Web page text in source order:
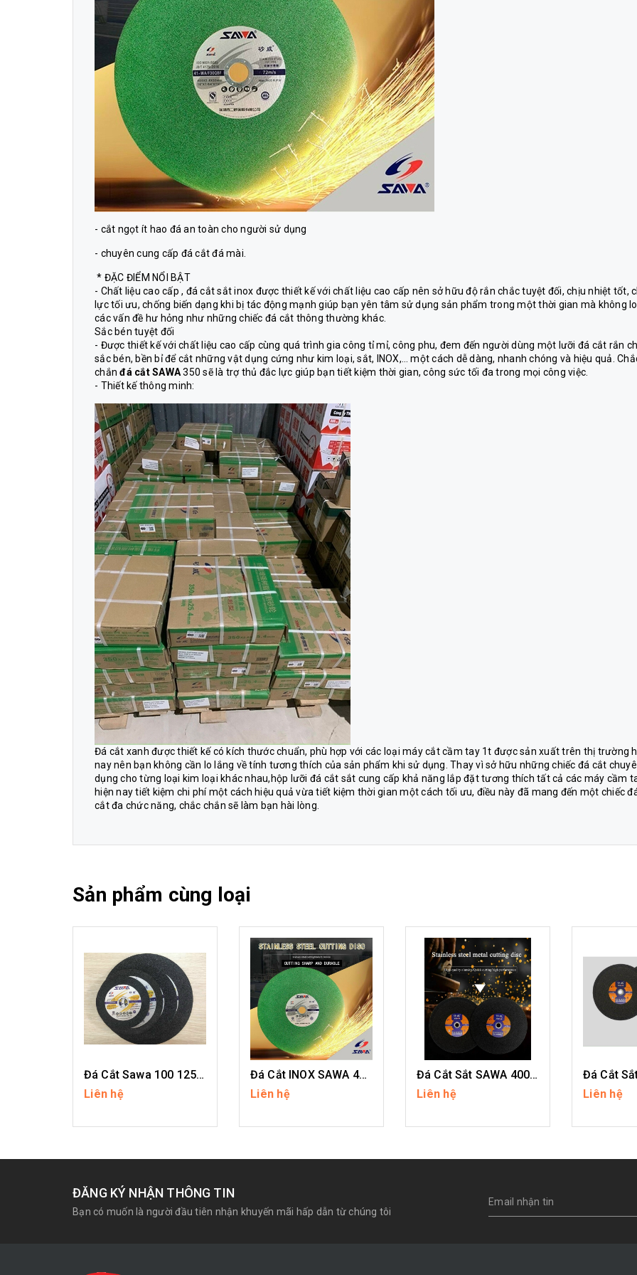
- cắt ngọt ít hao đá an toàn cho người sử dụng
- chuyên cung cấp đá cắt đá mài.
* ĐẶC ĐIỂM NỔI BẬT
- Chất liệu cao cấp , đá cắt sắt inox được thiết kế với chất liệu cao cấp nên sở hữu độ rắn chắc tuyệt đối, chịu nhiệt tốt,
lực tối ưu, chống biến dạng khi bị tác động mạnh giúp bạn yên tâm sử dụng sản phẩm trong một thời gian mà không lo
các vấn đề hư hỏng như những chiếc đá cắt thông thường khác.
Sắc bén tuyệt đối
- Được thiết kế với chất liệu cao cấp cùng quá trình gia công tỉ mỉ, công phu, đem đến người dùng một lưỡi đá cắt rắn
sắc bén, bền bỉ để cắt những vật dụng cứng như kim loại, sắt, INOX,… một cách dễ dàng, nhanh chóng và hiệu quả.
chắnđá cắt SAWA350 sẽ là trợ thủ đắc lực giúp bạn tiết kiệm thời gian, công sức tối đa trong mọi công việc.
- Thiết kế thông minh:
Đá cắt xanh được thiết kế có kích thước chuẩn, phù hợp với các loại máy cắt cầm tay 1t được sản xuất trên thị trường
nay nên bạn không cần lo lắng về tính tương thích của sản phẩm khi sử dụng. Thay vì sở hữu những chiếc đá cắt
dụng cho từng loại kim loại khác nhau,hộp lưỡi đá cắt sắt cung cấp khả năng lắp đặt tương thích tất cả các máy cầm
hiện nay tiết kiệm chi phí một cách hiệu quả vừa tiết kiệm thời gian một cách tối ưu, điều này đã mang đến một chiếc
cắt đa chức năng, chắc chắn sẽ làm bạn hài lòng.
Sản phẩm cùng loại
Đá Cắt Sawa 100 125 150 180
Liên hệ
Đá Cắt INOX SAWA 400mm
Liên hệ
Đá Cắt Sắt SAWA 400mm
Liên hệ
Liên hệ
ĐĂNG KÝ NHẬN THÔNG TIN
Bạn có muốn là người đầu tiên nhận khuyến mãi hấp dẫn từ chúng tôi